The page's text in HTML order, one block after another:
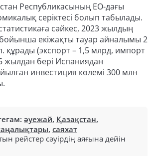
Республикасының ЕО-дағы
серіктесі болып табылады.
сәйкес, 2023 жылдың
екіжақты тауар айналымы 2
(экспорт – 1,5 млрд, импорт
жылдан бері Испаниядан
инвестиция көлемі 300 млн
әуежай, Қазақстан,
, саяхат
рейстер сәуірдің аяғына дейін